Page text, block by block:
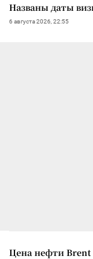
Названы даты
6 августа 2026, 22:55
Цена нефти Brent